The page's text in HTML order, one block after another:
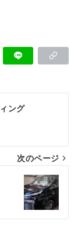
ング
次のページ